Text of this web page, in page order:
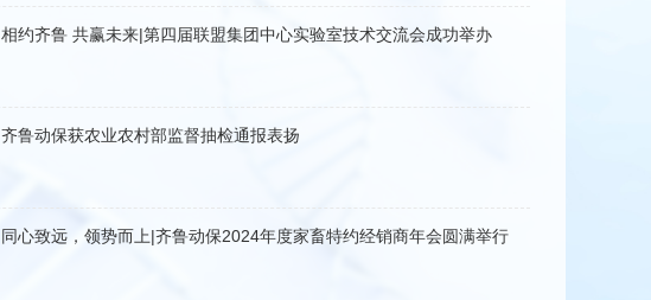
相约齐鲁 共赢未来|第四届联盟集团中心实验室技术交流会成功举办
齐鲁动保获农业农村部监督抽检通报表扬
同心致远，领势而上|齐鲁动保2024年度家畜特约经销商年会圆满举行